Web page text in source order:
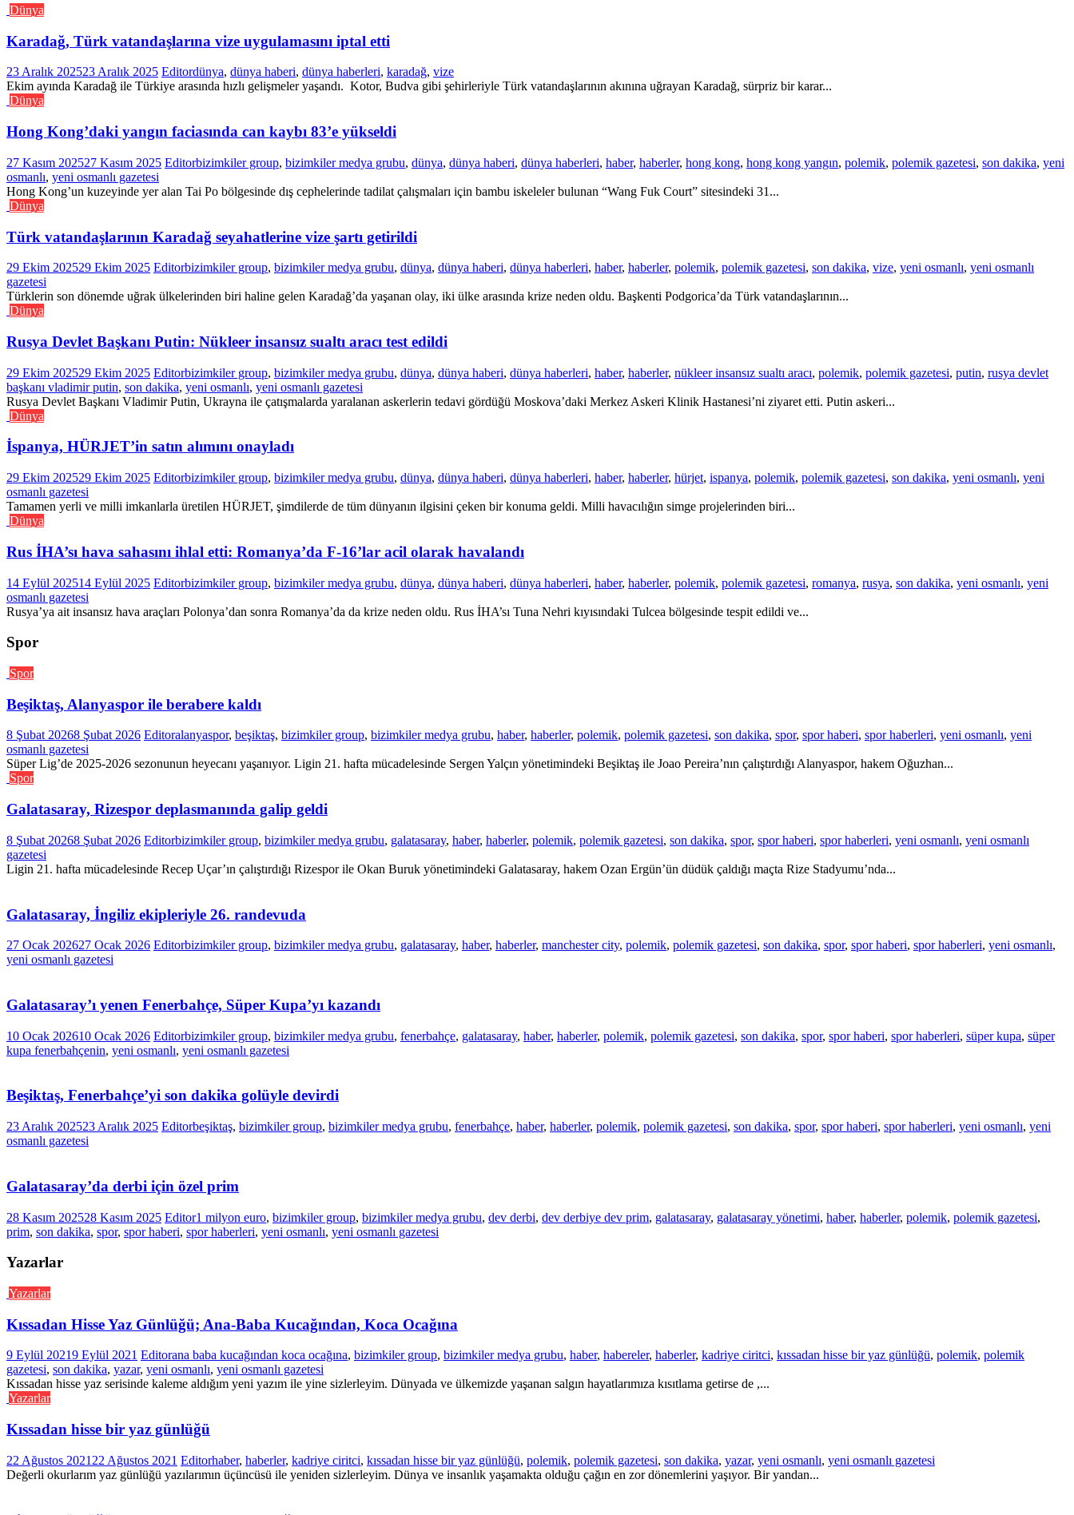
Dünya
Karadağ, Türk vatandaşlarına vize uygulamasını iptal etti
23 Aralık 202523 Aralık 2025 Editordünya, dünya haberi, dünya haberleri, karadağ, vize
Ekim ayında Karadağ ile Türkiye arasında hızlı gelişmeler yaşandı. Kotor, Budva gibi şehirleriyle Türk vatandaşlarının akınına uğrayan Karadağ, sürpriz bir karar...
Dünya
Hong Kong’daki yangın faciasında can kaybı 83’e yükseldi
27 Kasım 202527 Kasım 2025 Editorbizimkiler group, bizimkiler medya grubu, dünya, dünya haberi, dünya haberleri, haber, haberler, hong kong, hong kong yangın, polemik, polemik gazetesi, son dakika, yeni
osmanlı, yeni osmanlı gazetesi
Hong Kong’un kuzeyinde yer alan Tai Po bölgesinde dış cephelerinde tadilat çalışmaları için bambu iskeleler bulunan “Wang Fuk Court” sitesindeki 31...
Dünya
Türk vatandaşlarının Karadağ seyahatlerine vize şartı getirildi
29 Ekim 202529 Ekim 2025 Editorbizimkiler group, bizimkiler medya grubu, dünya, dünya haberi, dünya haberleri, haber, haberler, polemik, polemik gazetesi, son dakika, vize, yeni osmanlı, yeni osmanlı
gazetesi
Türklerin son dönemde uğrak ülkelerinden biri haline gelen Karadağ’da yaşanan olay, iki ülke arasında krize neden oldu. Başkenti Podgorica’da Türk vatandaşlarının...
Dünya
Rusya Devlet Başkanı Putin: Nükleer insansız sualtı aracı test edildi
29 Ekim 202529 Ekim 2025 Editorbizimkiler group, bizimkiler medya grubu, dünya, dünya haberi, dünya haberleri, haber, haberler, nükleer insansız sualtı aracı, polemik, polemik gazetesi, putin, rusya devlet
başkanı vladimir putin, son dakika, yeni osmanlı, yeni osmanlı gazetesi
Rusya Devlet Başkanı Vladimir Putin, Ukrayna ile çatışmalarda yaralanan askerlerin tedavi gördüğü Moskova’daki Merkez Askeri Klinik Hastanesi’ni ziyaret etti. Putin askeri...
Dünya
İspanya, HÜRJET’in satın alımını onayladı
29 Ekim 202529 Ekim 2025 Editorbizimkiler group, bizimkiler medya grubu, dünya, dünya haberi, dünya haberleri, haber, haberler, hürjet, ispanya, polemik, polemik gazetesi, son dakika, yeni osmanlı, yeni
osmanlı gazetesi
Tamamen yerli ve milli imkanlarla üretilen HÜRJET, şimdilerde de tüm dünyanın ilgisini çeken bir konuma geldi. Milli havacılığın simge projelerinden biri...
Dünya
Rus İHA’sı hava sahasını ihlal etti: Romanya’da F-16’lar acil olarak havalandı
14 Eylül 202514 Eylül 2025 Editorbizimkiler group, bizimkiler medya grubu, dünya, dünya haberi, dünya haberleri, haber, haberler, polemik, polemik gazetesi, romanya, rusya, son dakika, yeni osmanlı, yeni
osmanlı gazetesi
Rusya’ya ait insansız hava araçları Polonya’dan sonra Romanya’da da krize neden oldu. Rus İHA’sı Tuna Nehri kıyısındaki Tulcea bölgesinde tespit edildi ve...
Spor
Spor
Beşiktaş, Alanyaspor ile berabere kaldı
8 Şubat 20268 Şubat 2026 Editoralanyaspor, beşiktaş, bizimkiler group, bizimkiler medya grubu, haber, haberler, polemik, polemik gazetesi, son dakika, spor, spor haberi, spor haberleri, yeni osmanlı, yeni
osmanlı gazetesi
Süper Lig’de 2025-2026 sezonunun heyecanı yaşanıyor. Ligin 21. hafta mücadelesinde Sergen Yalçın yönetimindeki Beşiktaş ile Joao Pereira’nın çalıştırdığı Alanyaspor, hakem Oğuzhan...
Spor
Galatasaray, Rizespor deplasmanında galip geldi
8 Şubat 20268 Şubat 2026 Editorbizimkiler group, bizimkiler medya grubu, galatasaray, haber, haberler, polemik, polemik gazetesi, son dakika, spor, spor haberi, spor haberleri, yeni osmanlı, yeni osmanlı
gazetesi
Ligin 21. hafta mücadelesinde Recep Uçar’ın çalıştırdığı Rizespor ile Okan Buruk yönetimindeki Galatasaray, hakem Ozan Ergün’ün düdük çaldığı maçta Rize Stadyumu’nda...
Galatasaray, İngiliz ekipleriyle 26. randevuda
27 Ocak 202627 Ocak 2026 Editorbizimkiler group, bizimkiler medya grubu, galatasaray, haber, haberler, manchester city, polemik, polemik gazetesi, son dakika, spor, spor haberi, spor haberleri, yeni osmanlı,
yeni osmanlı gazetesi
Galatasaray’ı yenen Fenerbahçe, Süper Kupa’yı kazandı
10 Ocak 202610 Ocak 2026 Editorbizimkiler group, bizimkiler medya grubu, fenerbahçe, galatasaray, haber, haberler, polemik, polemik gazetesi, son dakika, spor, spor haberi, spor haberleri, süper kupa, süper
kupa fenerbahçenin, yeni osmanlı, yeni osmanlı gazetesi
Beşiktaş, Fenerbahçe’yi son dakika golüyle devirdi
23 Aralık 202523 Aralık 2025 Editorbeşiktaş, bizimkiler group, bizimkiler medya grubu, fenerbahçe, haber, haberler, polemik, polemik gazetesi, son dakika, spor, spor haberi, spor haberleri, yeni osmanlı, yeni
osmanlı gazetesi
Galatasaray’da derbi için özel prim
28 Kasım 202528 Kasım 2025 Editor1 milyon euro, bizimkiler group, bizimkiler medya grubu, dev derbi, dev derbiye dev prim, galatasaray, galatasaray yönetimi, haber, haberler, polemik, polemik gazetesi,
prim, son dakika, spor, spor haberi, spor haberleri, yeni osmanlı, yeni osmanlı gazetesi
Yazarlar
Yazarlar
Kıssadan Hisse Yaz Günlüğü; Ana-Baba Kucağından, Koca Ocağına
9 Eylül 20219 Eylül 2021 Editorana baba kucağından koca ocağına, bizimkiler group, bizimkiler medya grubu, haber, habereler, haberler, kadriye ciritci, kıssadan hisse bir yaz günlüğü, polemik, polemik
gazetesi, son dakika, yazar, yeni osmanlı, yeni osmanlı gazetesi
Kıssadan hisse yaz serisinde kaleme aldığım yeni yazım ile yine sizlerleyim. Dünyada ve ülkemizde yaşanan salgın hayatlarımıza kısıtlama getirse de ,...
Yazarlar
Kıssadan hisse bir yaz günlüğü
22 Ağustos 2021 22 Ağustos 2021 Editorhaber, haberler, kadriye ciritci, kıssadan hisse bir yaz günlüğü, polemik, polemik gazetesi, son dakika, yazar, yeni osmanlı, yeni osmanlı gazetesi
Değerli okurlarım yaz günlüğü yazılarımın üçüncüsü ile yeniden sizlerleyim. Dünya ve insanlık yaşamakta olduğu çağın en zor dönemlerini yaşıyor. Bir yandan...